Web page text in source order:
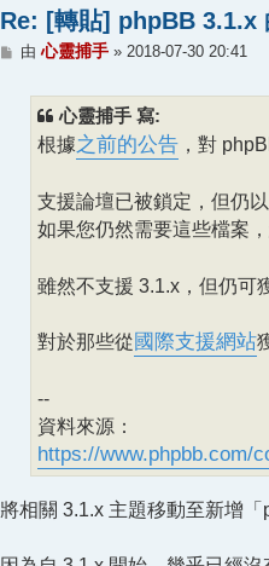
Re: [轉貼] phpBB 3.1.x
文
由 心靈捕手» 2018-07-30 20:41
心靈捕手 寫:
根據之前的公告 ，對
支援論壇已被鎖定，但仍
如果您仍然需要這些檔案
雖然不支援 3.1.x，但仍可
對於那些從國際支援網站
--
資料來源：
https://www.phpbb.com/
將相關 3.1.x 主題移動至新增